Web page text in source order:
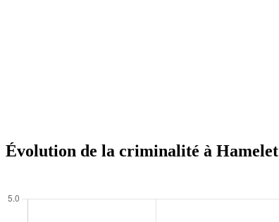
Évolution de la criminalité à Hamelet